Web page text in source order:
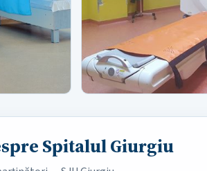
Spitalul Giurgiu